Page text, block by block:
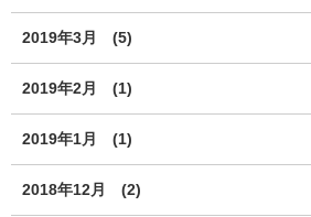
2019年3月 (5)
2019年2月 (1)
2019年1月 (1)
2018年12月 (2)